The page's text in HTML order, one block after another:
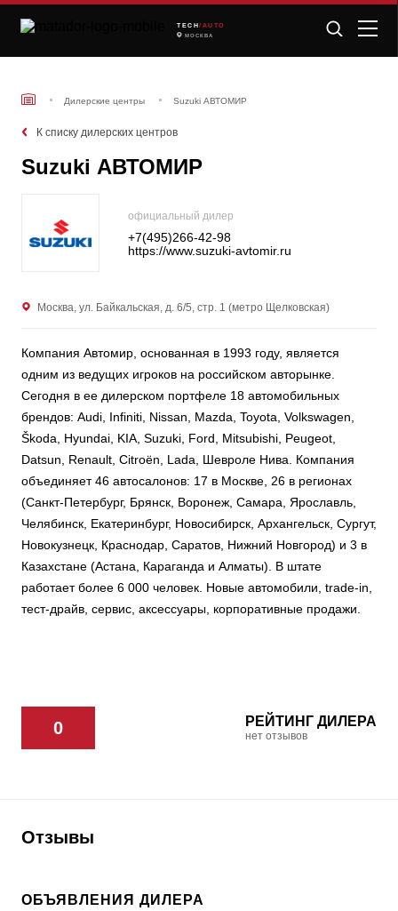
TECH /AUTO
МОСКВА
Дилерские центры Suzuki АВТОМИР
К списку дилерских центров
Suzuki АВТОМИР
официальный дилер
Москва, ул. Байкальская, д. 6/5, стр. 1 (метро Щелковская)
+7(495)266-42-98
https://www.suzuki-avtomir.ru
Компания Автомир, основанная в 1993 году, является
одним из ведущих игроков на российском авторынке.
Сегодня в ее дилерском портфеле 18 автомобильных
брендов: Audi, Infiniti, Nissan, Mazda, Toyota, Volkswagen,
Škoda, Hyundai, KIA, Suzuki, Ford, Mitsubishi, Peugeot,
Datsun, Renault, Citroën, Lada, Шевроле Нива. Компания
объединяет 46 автосалонов: 17 в Москве, 26 в регионах
(Санкт-Петербург, Брянск, Воронеж, Самара, Ярославль,
Челябинск, Екатеринбург, Новосибирск, Архангельск, Сургут,
Новокузнецк, Краснодар, Саратов, Нижний Новгород) и 3 в
Казахстане (Астана, Караганда и Алматы). В штате
работает более 6 000 человек. Новые автомобили, trade-in,
тест-драйв, сервис, аксессуары, корпоративные продажи.
0 РЕЙТИНГ ДИЛЕРА
нет отзывов
Отзывы
ОБЪЯВЛЕНИЯ ДИЛЕРА